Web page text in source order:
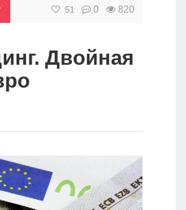
51 0 820
Двойная